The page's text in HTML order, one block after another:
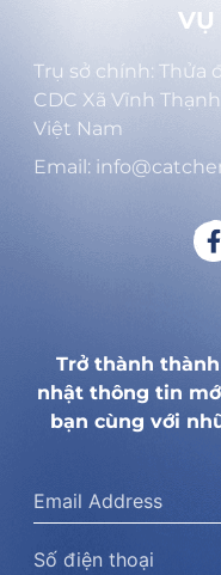
VỤ
Trụ sở chính: Thửa
CDC Xã Vĩnh
Việt Nam
Email:
Trở thành
nhật thông tin
bạn cùng với